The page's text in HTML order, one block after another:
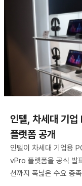
인텔, 차세대 기
플랫폼 공개
인텔이 차세대 기업용
vPro 플랫폼을 공식 발
션까지 폭넓은 수요 충